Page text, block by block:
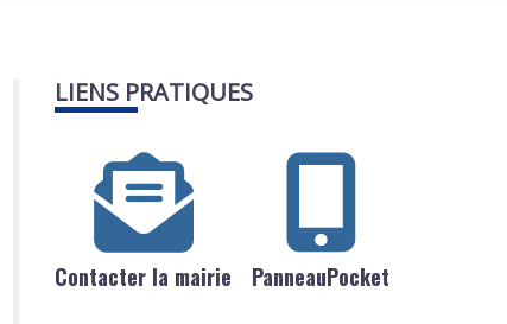
LIENS PRATIQUES
Contacter la mairie PanneauPocket